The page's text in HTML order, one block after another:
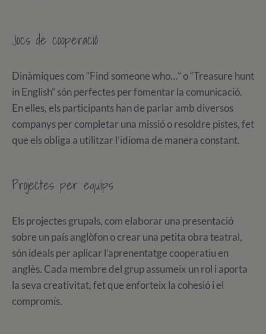
Jocs de cooperació
Dinàmiques com “Find someone who…” o “Treasure hunt
in English” són perfectes per fomentar la comunicació.
En elles, els participants han de parlar amb diversos
companys per completar una missió o resoldre pistes, fet
que els obliga a utilitzar l’idioma de manera constant.
Projectes per equips
Els projectes grupals, com elaborar una presentació
sobre un país anglòfon o crear una petita obra teatral,
són ideals per aplicar l’aprenentatge cooperatiu en
anglès. Cada membre del grup assumeix un rol i aporta
la seva creativitat, fet que enforteix la cohesió i el
compromís.